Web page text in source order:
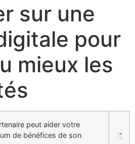
sur une
pour
mieux les
peut aider votre
de bénéfices de son